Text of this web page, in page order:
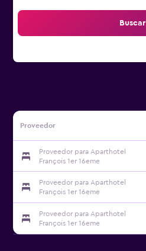
Buscar
Proveedor
Proveedor para Aparthotel
François 1er 16eme
Proveedor para Aparthotel
François 1er 16eme
Proveedor para Aparthotel
François 1er 16eme